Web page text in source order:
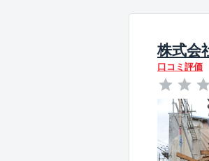
株式会
口コミ評価